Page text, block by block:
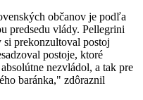
občanov je podľa
predsedu vlády. Pellegrini
si prekonzultoval postoj
postoje, ktoré
nezvládol, a tak pre
baránka," zdôraznil